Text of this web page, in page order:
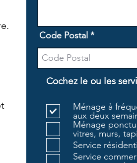
Code Postal
Cochez le ou les
Ménage à
aux deux
Ménage
vitres, murs,
Service
Service